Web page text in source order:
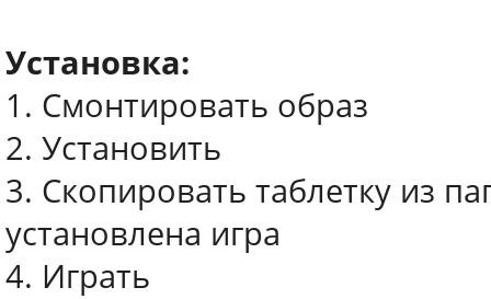
Установка:
1. Смонтировать образ
2. Установить
3. Скопировать таблетку из
установлена игра
4. Играть